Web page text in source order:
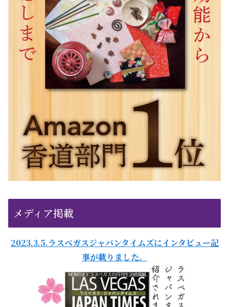
メディア掲載
2023.3.5.ラスベガスジャパンタイムズにインタビュー記
事が載りました。